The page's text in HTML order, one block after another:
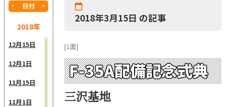
日付
2018年
12月15日
12月1日
11月15日
11月1日
2018年3月15日 の記事
[1面]
F-35A配備記念式典
三沢基地